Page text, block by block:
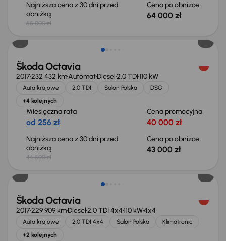
Najniższa cena z 30 dni przed
obniżką
65 000 zł
Cena po obniżce
64 000 zł
Taniej o 1 500 zł
Škoda Octavia
2017232 432 kmAutomatDiesel2.0 TDI110 kW
Auta krajowe 2.0 TDI Salon Polska
DSG
+4 kolejnych
Miesięczna rata
od 256 zł
Cena promocyjna
40 000 zł
Najniższa cena z 30 dni przed
obniżką
44 500 zł
Cena po obniżce
43 000 zł
Škoda Octavia
2017229 909 kmDiesel2.0 TDI 4x4110 kW4x4
Auta krajowe 2.0 TDI 4x4 Salon Polska
Klimatronic
+2 kolejnych